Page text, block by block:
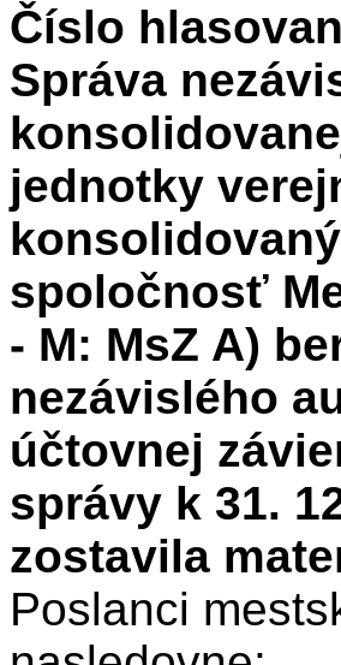
Číslo
Správa
jednotky
spoločnosť
- M: MsZ A)
nezávislého
účtovnej
správy k 31.
zostavila
Poslanci